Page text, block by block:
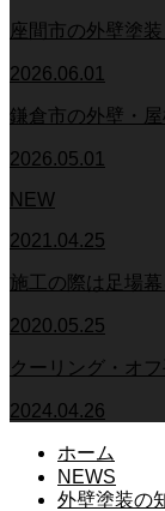
座間市の外壁塗
2026.06.01
鎌倉市の外壁・
2026.05.01
NEW
2021.04.25
施工の際は足場
2020.05.25
クーリング・オ
2024.04.26
ホーム
NEWS
外壁塗装の